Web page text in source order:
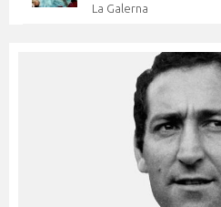
La Galerna